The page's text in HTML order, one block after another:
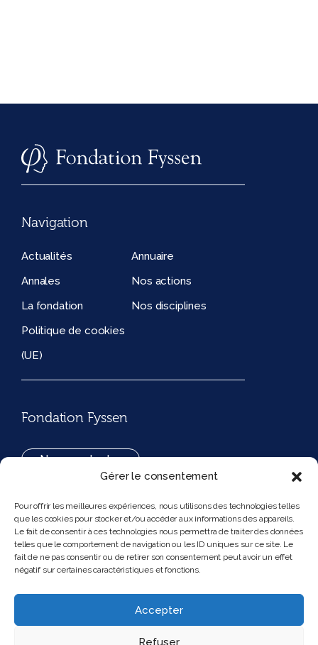
Gérer le consentement
Pour offrir les meilleures expériences, nous utilisons des technologies telles
que les cookies pour stocker et/ou accéder aux informations des appareils.
Le fait de consentir à ces technologies nous permettra de traiter des données
telles que le comportement de navigation ou les ID uniques sur ce site. Le
fait de ne pas consentir ou de retirer son consentement peut avoir un effet
négatif sur certaines caractéristiques et fonctions.
Accepter
Refuser
Navigation
Actualités
Annuaire
Annales
Nos actions
La fondation
Nos disciplines
Politique de cookies
(UE)
Fondation Fyssen
Nous contacter
194, rue de Rivoli 75001 Paris France
Nous suivre